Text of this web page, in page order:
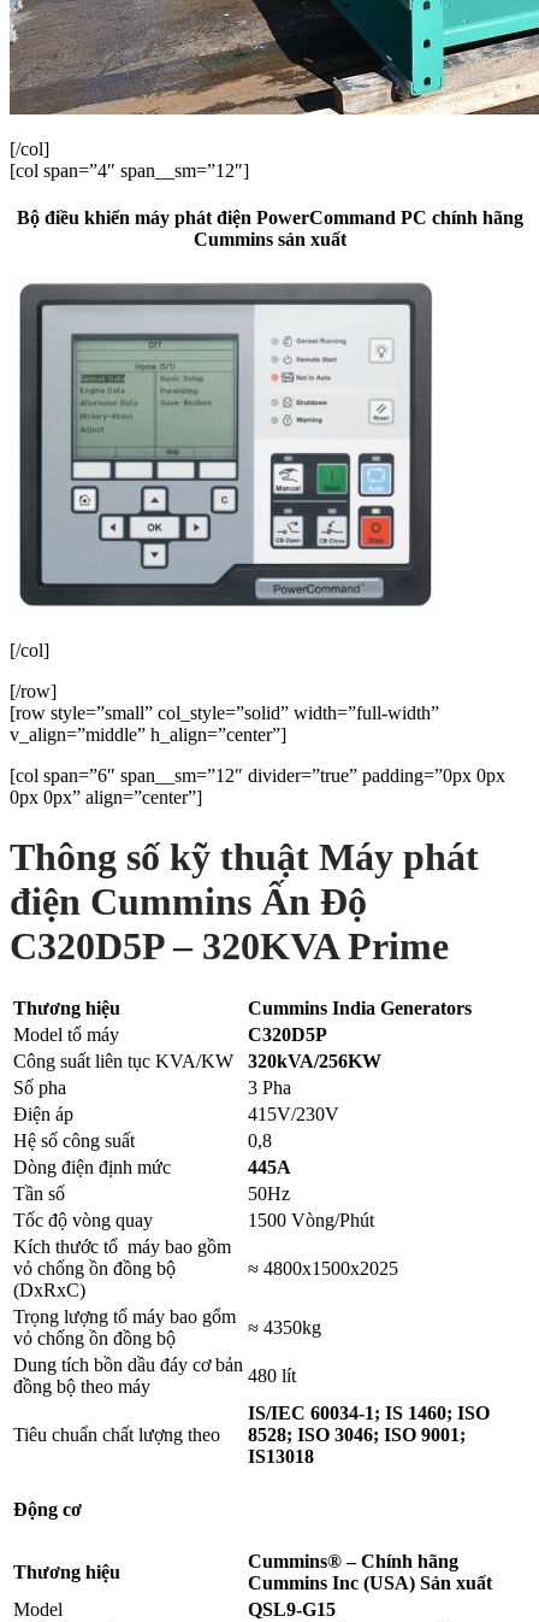
[/col]
[col span=”4″ span__sm=”12″]
Bộ điều khiển máy phát điện PowerCommand PC chính hãng
Cummins sản xuất
[/col]
[/row]
[row style=”small” col_style=”solid” width=”full-width”
v_align=”middle” h_align=”center”]
[col span=”6″ span__sm=”12″ divider=”true” padding=”0px 0px
0px 0px” align=”center”]
Thông số kỹ thuật Máy phát
điện Cummins Ấn Độ
C320D5P – 320KVA Prime
Thương hiệu
Cummins India Generators
Model tổ máy
C320D5P
Công suất liên tục KVA/KW
320kVA/256KW
Số pha
3 Pha
Điện áp
415V/230V
Hệ số công suất
0,8
Dòng điện định mức
445A
Tần số
50Hz
Tốc độ vòng quay
1500 Vòng/Phút
Kích thước tổ máy bao gồm
vỏ chống ồn đồng bộ
(DxRxC)
≈ 4800x1500x2025
Trọng lượng tổ máy bao gổm
vỏ chống ồn đồng bộ
≈ 4350kg
Dung tích bồn dầu đáy cơ bản
đồng bộ theo máy
480 lít
Tiêu chuẩn chất lượng theo
IS/IEC 60034-1; IS 1460; ISO
8528; ISO 3046; ISO 9001;
IS13018
Động cơ
Thương hiệu
Cummins® – Chính hãng
Cummins Inc (USA) Sản xuất
Model
QSL9-G15